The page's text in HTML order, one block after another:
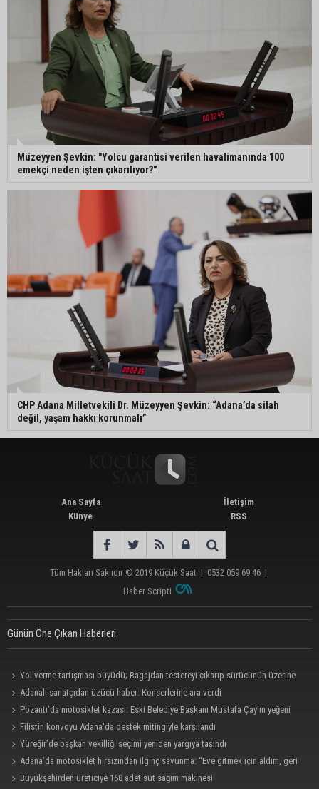
Müzeyyen Şevkin: "Yolcu garantisi verilen havalimanında 100
emekçi neden işten çıkarılıyor?"
CHP Adana Milletvekili Dr. Müzeyyen Şevkin: “Adana’da silah
değil, yaşam hakkı korunmalı”
Ana Sayfa
Künye
İletişim
RSS
Tüm Hakları Saklıdır © 2019 Küçük Saat | 0532 059 69 46 |
Haber Scripti
Günün Öne Çıkan Haberleri
Yol verme tartışması büyüdü; Bagajdan testereyi çıkarıp sürücünün üzerine
yürüdü
Adanalı sanatçıdan üzücü haber: Konserlerine ara verdi
Pozantı’da motosiklet kazası: Eski Belediye Başkanı Mustafa Çay’ın yeğeni
hayatını kaybetti
Filistin konvoyu Adana'da destek mitingiyle karşılandı
Yüreğir’de başkan vekilliği seçimi yeniden yargıya taşındı
Adana’da motosiklet hırsızından ilginç savunma: “Eve gitmek için aldım, geri
verecektim”
Büyükşehirden üreticiye 168 adet süt sağım makinesi